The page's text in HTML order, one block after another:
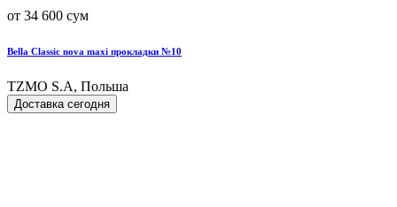
от 34 600 сум
Bella Classic nova maxi прокладки №10
TZMO S.A, Польша
Доставка сегодня